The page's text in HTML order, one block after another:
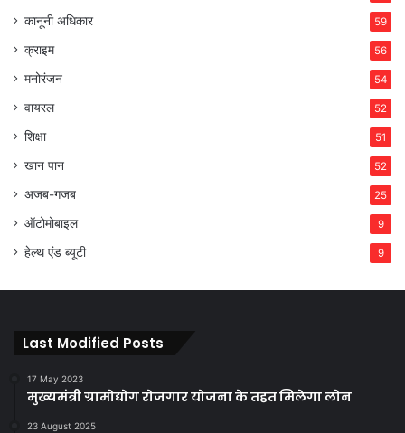
कानूनी अधिकार 59
क्राइम 56
मनोरंजन 54
वायरल 52
शिक्षा 51
खान पान 52
अजब-गजब 25
ऑटोमोबाइल 9
हेल्थ एंड ब्यूटी 9
Last Modified Posts
17 May 2023
मुख्यमंत्री ग्रामोद्योग रोजगार योजना के तहत मिलेगा लोन
23 August 2025